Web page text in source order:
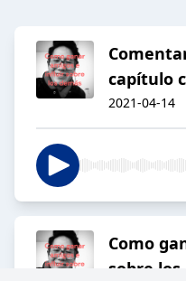
capítulo
2021-04-14
Como
sobre los